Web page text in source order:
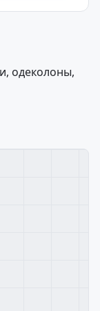
одеколоны,